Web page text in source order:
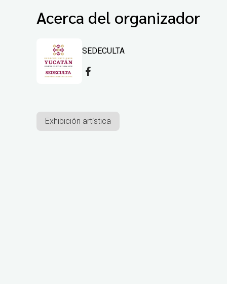
Acerca del organizador
SEDECULTA
Exhibición artística